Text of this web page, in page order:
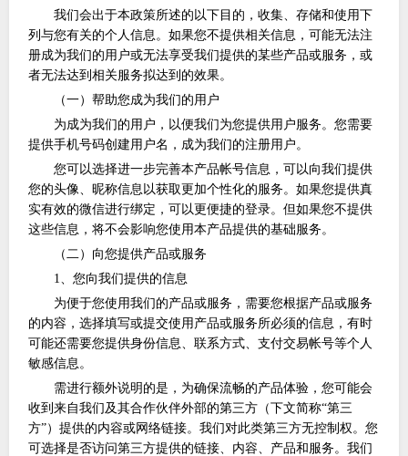
我们会出于本政策所述的以下目的，收集、存储和使用下
列与您有关的个人信息。如果您不提供相关信息，可能无法注
册成为我们的用户或无法享受我们提供的某些产品或服务，或
者无法达到相关服务拟达到的效果。
（一）帮助您成为我们的用户
为成为我们的用户，以便我们为您提供用户服务。您需要
提供手机号码创建用户名，成为我们的注册用户。
您可以选择进一步完善本产品帐号信息，可以向我们提供
您的头像、昵称信息以获取更加个性化的服务。如果您提供真
实有效的微信进行绑定，可以更便捷的登录。但如果您不提供
这些信息，将不会影响您使用本产品提供的基础服务。
（二）向您提供产品或服务
1、您向我们提供的信息
为便于您使用我们的产品或服务，需要您根据产品或服务
的内容，选择填写或提交使用产品或服务所必须的信息，有时
可能还需要您提供身份信息、联系方式、支付交易帐号等个人
敏感信息。
需进行额外说明的是，为确保流畅的产品体验，您可能会
收到来自我们及其合作伙伴外部的第三方（下文简称“第三
方”）提供的内容或网络链接。我们对此类第三方无控制权。您
可选择是否访问第三方提供的链接、内容、产品和服务。我们